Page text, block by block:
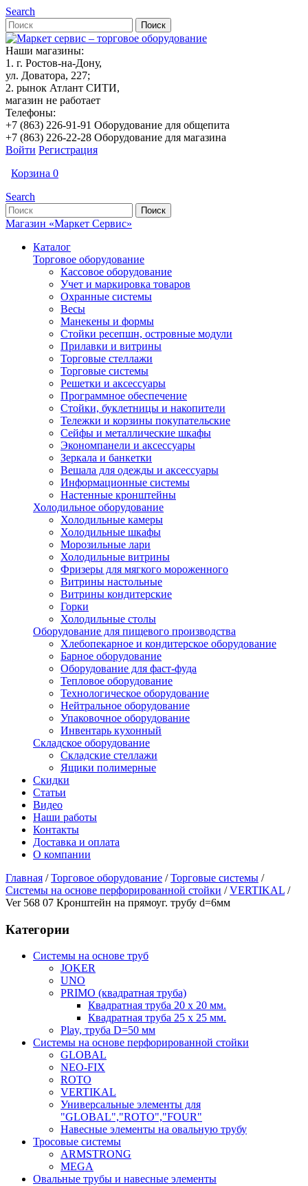
Search
Наши магазины:
1. г. Ростов-на-Дону,
ул. Доватора, 227;
2. рынок Атлант СИТИ,
магазин не работает
Телефоны:
+7 (863) 226-91-91 Оборудование для общепита
+7 (863) 226-22-28 Оборудование для магазина
Войти Регистрация
Корзина 0
Search
Магазин «Маркет Сервис»
Каталог
Торговое оборудование
Кассовое оборудование
Учет и маркировка товаров
Охранные системы
Весы
Манекены и формы
Стойки ресепшн, островные модули
Прилавки и витрины
Торговые стеллажи
Торговые системы
Решетки и аксессуары
Программное обеспечение
Стойки, буклетницы и накопители
Тележки и корзины покупательские
Сейфы и металлические шкафы
Экономпанели и аксессуары
Зеркала и банкетки
Вешала для одежды и аксессуары
Информационные системы
Настенные кронштейны
Холодильное оборудование
Холодильные камеры
Холодильные шкафы
Морозильные лари
Холодильные витрины
Фризеры для мягкого мороженного
Витрины настольные
Витрины кондитерские
Горки
Холодильные столы
Оборудование для пищевого производства
Хлебопекарное и кондитерское оборудование
Барное оборудование
Оборудование для фаст-фуда
Тепловое оборудование
Технологическое оборудование
Нейтральное оборудование
Упаковочное оборудование
Инвентарь кухонный
Складское оборудование
Складские стеллажи
Ящики полимерные
Скидки
Статьи
Видео
Наши работы
Контакты
Доставка и оплата
О компании
Главная / Торговое оборудование / Торговые системы /
Системы на основе перфорированной стойки / VERTIKAL /
Ver 568 07 Кронштейн на прямоуг. трубу d=6мм
Категории
Системы на основе труб
JOKER
UNO
PRIMO (квадратная труба)
Квадратная труба 20 х 20 мм.
Квадратная труба 25 х 25 мм.
Play, труба D=50 мм
Системы на основе перфорированной стойки
GLOBAL
NEO-FIX
ROTO
VERTIKAL
Универсальные элементы для
"GLOBAL","ROTO","FOUR"
Навесные элементы на овальную трубу
Тросовые системы
ARMSTRONG
MEGA
Овальные трубы и навесные элементы